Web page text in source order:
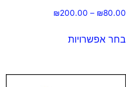
₪80.00
–
₪200.00
בחר אפשרויות